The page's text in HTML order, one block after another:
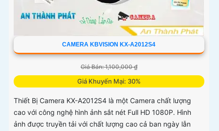
CAMERA KBVISION KX-A2012S4
Giá Bán: 1,100,000 ₫
Giá Khuyến Mại: 30%
Thiết Bị Camera KX-A2012S4 là một Camera chất lượng
cao với công nghệ hình ảnh sắt nét Full HD 1080P. Hình
ảnh được truyền tải với chất lượng cao cả ban ngày lẫn